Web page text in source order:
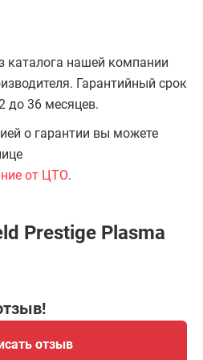
каталога нашей компании
Гарантийный срок
до 36 месяцев.
о гарантии вы можете
от ЦТО.
Prestige Plasma
отзыв